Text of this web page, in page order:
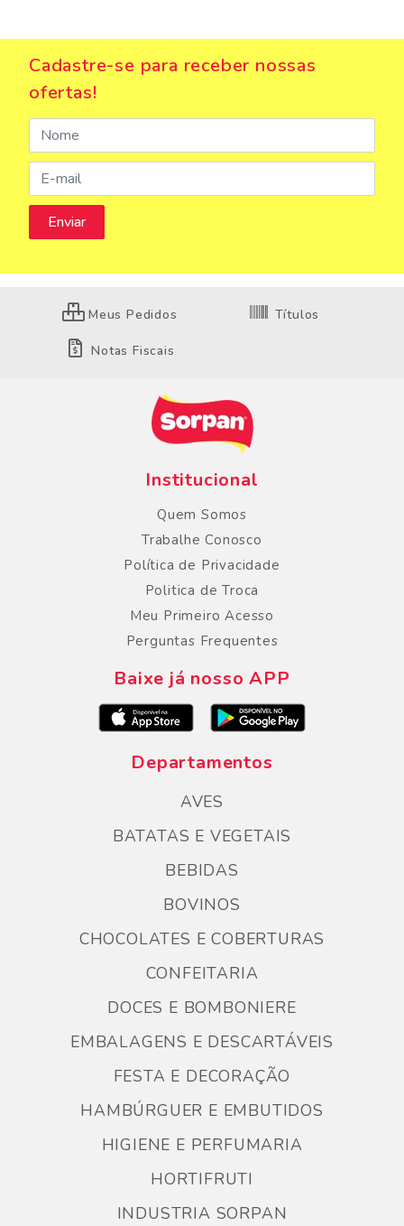
Cadastre-se para receber nossas
ofertas!
Meus Pedidos Títulos
Notas Fiscais
Institucional
Quem Somos
Trabalhe Conosco
Política de Privacidade
Politica de Troca
Meu Primeiro Acesso
Perguntas Frequentes
Baixe já nosso APP
Departamentos
AVES
BATATAS E VEGETAIS
BEBIDAS
BOVINOS
CHOCOLATES E COBERTURAS
CONFEITARIA
DOCES E BOMBONIERE
EMBALAGENS E DESCARTÁVEIS
FESTA E DECORAÇÃO
HAMBÚRGUER E EMBUTIDOS
HIGIENE E PERFUMARIA
HORTIFRUTI
INDUSTRIA SORPAN